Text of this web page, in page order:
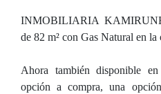
INMOBILIARIA
de 82 m² con Gas Natural en la
Ahora también disponible
opción a compra, una